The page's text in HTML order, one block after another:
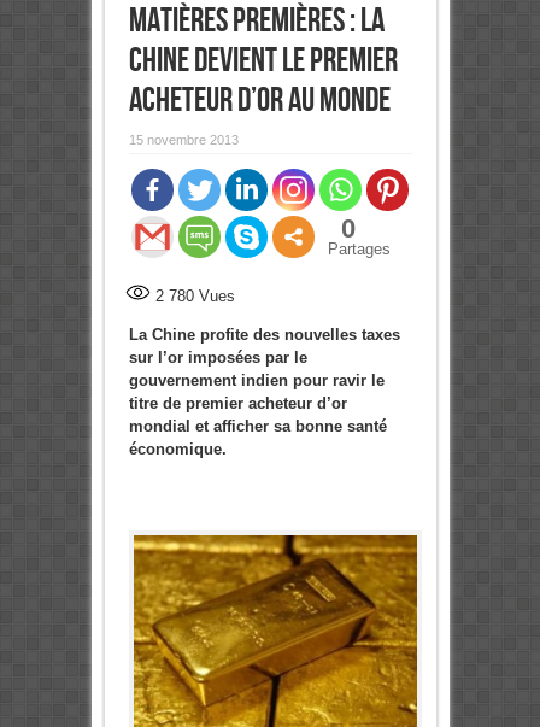
Matières premières : La
Chine devient le premier
acheteur d’or au monde
15 novembre 2013
0
Partages
2 780Vues
La Chine profite des nouvelles taxes
sur l’or imposées par le
gouvernement indien pour ravir le
titre de premier acheteur d’or
mondial et afficher sa bonne santé
économique.